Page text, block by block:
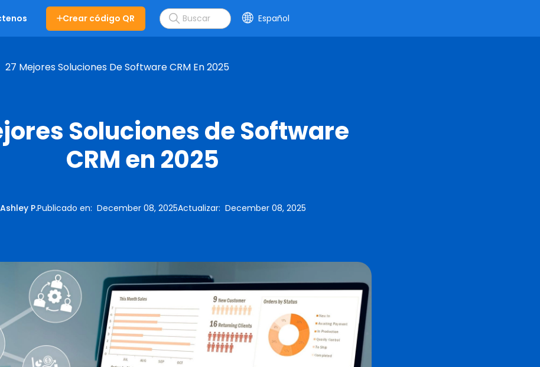
Crear código QR Español
27 Mejores Soluciones De Software CRM En 2025
Soluciones de Software
CRM en 2025
Ashley P.Publicado en:December 08, 2025Actualizar:December 08, 2025